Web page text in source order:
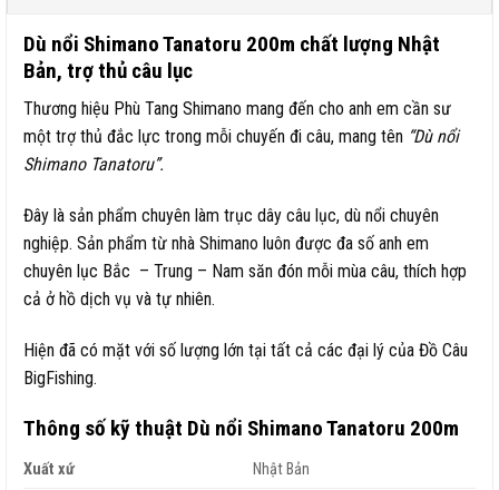
Dù nổi Shimano Tanatoru 200m chất lượng Nhật
Bản, trợ thủ câu lục
Thương hiệu Phù Tang Shimano mang đến cho anh em cần sư
một trợ thủ đắc lực trong mỗi chuyến đi câu, mang tên “Dù nổi
Shimano Tanatoru”.
Đây là sản phẩm chuyên làm trục dây câu lục, dù nổi chuyên
nghiệp. Sản phẩm từ nhà Shimano luôn được đa số anh em
chuyên lục Bắc – Trung – Nam săn đón mỗi mùa câu, thích hợp
cả ở hồ dịch vụ và tự nhiên.
Hiện đã có mặt với số lượng lớn tại tất cả các đại lý của Đồ Câu
BigFishing.
Thông số kỹ thuật Dù nổi Shimano Tanatoru 200m
Xuất xứ
Nhật Bản